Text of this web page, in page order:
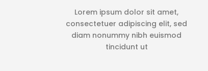
Lorem ipsum dolor sit amet,
consectetuer adipiscing elit, sed
diam nonummy nibh euismod
tincidunt ut